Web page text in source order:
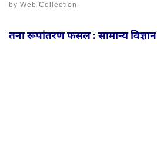
by Web Collection
तना रूपांतरण फसल : सामान्य विज्ञान